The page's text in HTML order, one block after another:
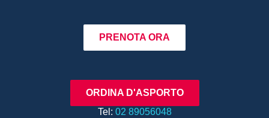
PRENOTA ORA
ORDINA D'ASPORTO
Tel: 02 89056048